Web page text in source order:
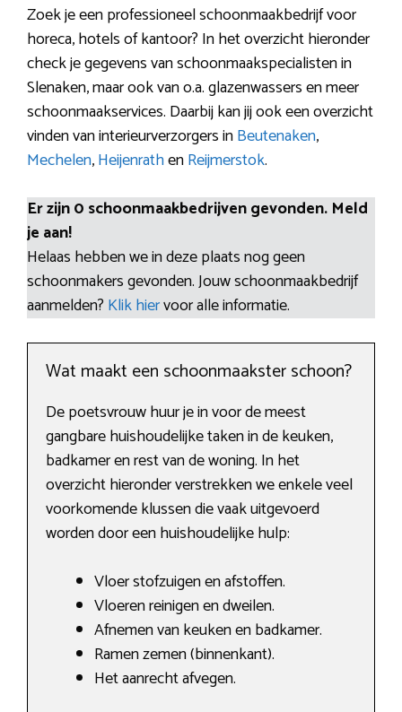
Zoek je een professioneel schoonmaakbedrijf voor
horeca, hotels of kantoor? In het overzicht hieronder
check je gegevens van schoonmaakspecialisten in
Slenaken, maar ook van o.a. glazenwassers en meer
schoonmaakservices. Daarbij kan jij ook een overzicht
vinden van interieurverzorgers inBeutenaken,
Mechelen,HeijenrathenReijmerstok.
Er zijn 0 schoonmaakbedrijven gevonden. Meld
je aan!
Helaas hebben we in deze plaats nog geen
schoonmakers gevonden. Jouw schoonmaakbedrijf
aanmelden? Klik hiervoor alle informatie.
Wat maakt een schoonmaakster schoon?
De poetsvrouw huur je in voor de meest
gangbare huishoudelijke taken in de keuken,
badkamer en rest van de woning. In het
overzicht hieronder verstrekken we enkele veel
voorkomende klussen die vaak uitgevoerd
worden door een huishoudelijke hulp:
Vloer stofzuigen en afstoffen.
Vloeren reinigen en dweilen.
Afnemen van keuken en badkamer.
Ramen zemen (binnenkant).
Het aanrecht afvegen.